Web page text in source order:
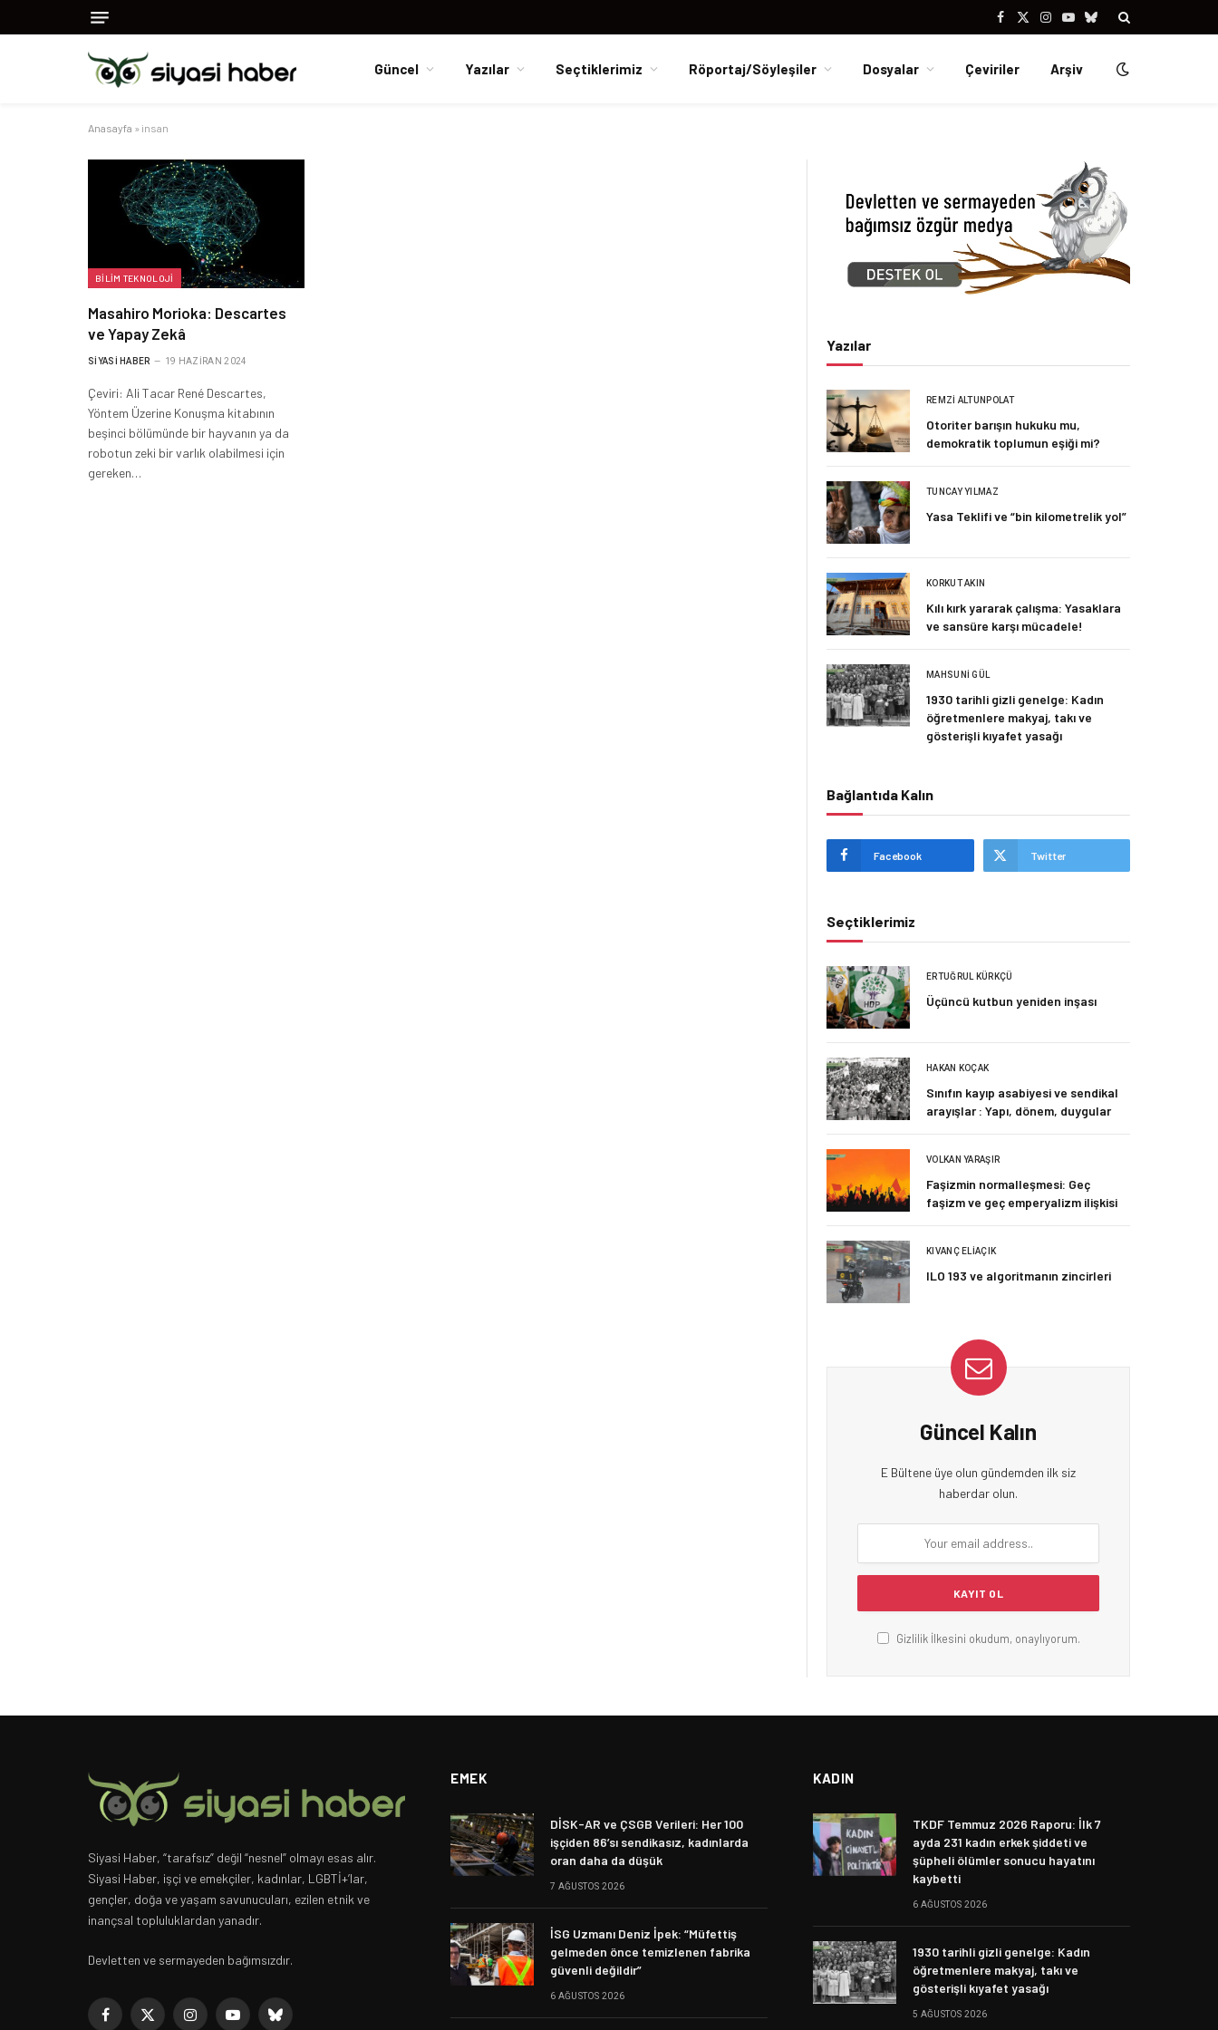
Facebook
X
Instagram
YouTubeBluesky
Güncel Yazılar Seçtiklerimiz Röportaj/Söyleşiler Dosyalar Çeviriler Arşiv
Anasayfa » insan
BILIM TEKNOLOJI
Masahiro Morioka: Descartes
ve Yapay Zekâ
SIYASI HABER 19 HAZIRAN 2024
Çeviri: Ali Tacar René Descartes,
Yöntem Üzerine Konuşma kitabının
beşinci bölümünde bir hayvanın ya da
robotun zeki bir varlık olabilmesi için
gereken…
Yazılar
REMZI ALTUNPOLAT
Otoriter barışın hukuku mu,
demokratik toplumun eşiği mi?
TUNCAY YILMAZ
Yasa Teklifi ve “bin kilometrelik yol”
KORKUT AKIN
Kılı kırk yararak çalışma: Yasaklara
ve sansüre karşı mücadele!
MAHSUNI GÜL
1930 tarihli gizli genelge: Kadın
öğretmenlere makyaj, takı ve
gösterişli kıyafet yasağı
Bağlantıda Kalın
Facebook Twitter
Seçtiklerimiz
ERTUĞRUL KÜRKÇÜ
Üçüncü kutbun yeniden inşası
HAKAN KOÇAK
Sınıfın kayıp asabiyesi ve sendikal
arayışlar : Yapı, dönem, duygular
VOLKAN YARAŞIR
Faşizmin normalleşmesi: Geç
faşizm ve geç emperyalizm ilişkisi
KIVANÇ ELIAÇIK
ILO 193 ve algoritmanın zincirleri
Güncel Kalın
E Bültene üye olun gündemden ilk siz
haberdar olun.
Gizlilik İlkesini okudum, onaylıyorum.
Siyasi Haber, “tarafsız” değil “nesnel” olmayı esas alır.
Siyasi Haber, işçi ve emekçiler, kadınlar, LGBTİ+’lar,
gençler, doğa ve yaşam savunucuları, ezilen etnik ve
inançsal topluluklardan yanadır.
Devletten ve sermayeden bağımsızdır.
Facebook
X InstagramYouTubeBluesky
EMEK
DİSK-AR ve ÇSGB Verileri: Her 100
işçiden 86’sı sendikasız, kadınlarda
oran daha da düşük
7 AĞUSTOS 2026
İSG Uzmanı Deniz İpek: “Müfettiş
gelmeden önce temizlenen fabrika
güvenli değildir”
6 AĞUSTOS 2026
KADIN
TKDF Temmuz 2026 Raporu: İlk 7
ayda 231 kadın erkek şiddeti ve
şüpheli ölümler sonucu hayatını
kaybetti
6 AĞUSTOS 2026
1930 tarihli gizli genelge: Kadın
öğretmenlere makyaj, takı ve
gösterişli kıyafet yasağı
5 AĞUSTOS 2026